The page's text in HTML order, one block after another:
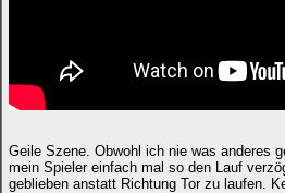
Geile Szene. Obwohl ich nie was anderes
mein Spieler einfach mal so den Lauf
geblieben anstatt Richtung Tor zu laufen.